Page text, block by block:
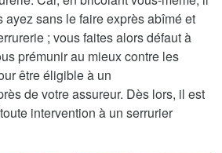
sans le faire exprès abîmé et
; vous faites alors défaut à
prémunir au mieux contre les
être éligible à un
de votre assureur. Dès lors, il est
intervention à un serrurier